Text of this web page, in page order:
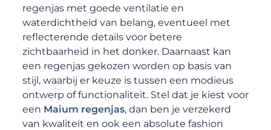
regenjas met goede ventilatie en
waterdichtheid van belang, eventueel met
reflecterende details voor betere
zichtbaarheid in het donker. Daarnaast kan
een regenjas gekozen worden op basis van
stijl, waarbij er keuze is tussen een modieus
ontwerp of functionaliteit. Stel dat je kiest voor
een Maium regenjas, dan ben je verzekerd
van kwaliteit en ook een absolute fashion